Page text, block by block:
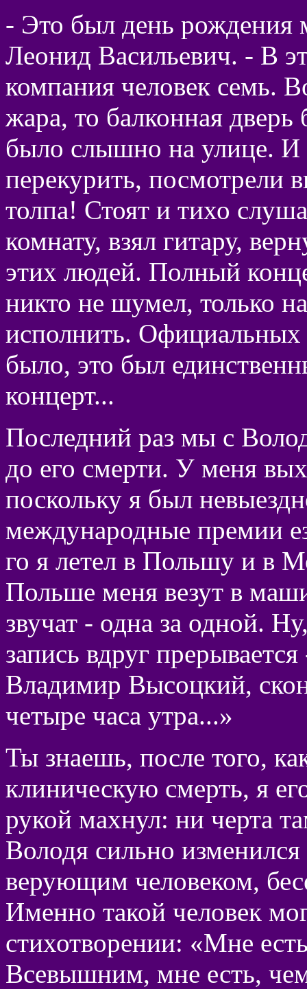
- Это был день рождения
Леонид Васильевич. - В
компания человек семь.
жара, то балконная
было слышно на улице.
перекурить, посмотрели
толпа! Стоят и тихо
комнату, взял гитару,
этих людей. Полный
никто не шумел, только
исполнить. Официальных
было, это был
концерт...
Последний раз мы с
до его смерти. У меня
поскольку я был
международные премии
го я летел в Польшу и в
Польше меня везут в
звучат - одна за одной.
запись вдруг
Владимир Высоцкий,
четыре часа утра...»
Ты знаешь, после того,
клиническую смерть, я
рукой махнул: ни черта
Володя сильно
верующим человеком,
Именно такой человек
стихотворении: «Мне
Всевышним, мне есть,